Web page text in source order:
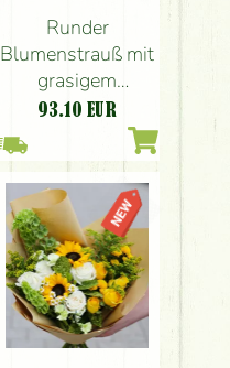
Runder
Blumenstrauß mit
grasigem
Blumenstraußhalter,
in sanften Farben
(18 Stiele)
93.10 EUR